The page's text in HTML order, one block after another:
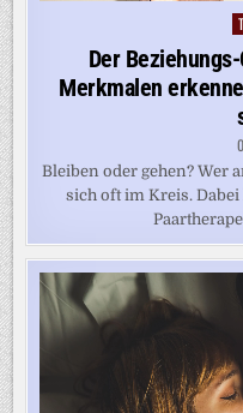
Der
Merkmalen
Bleiben oder gehen? Wer
sich oft im Kreis.